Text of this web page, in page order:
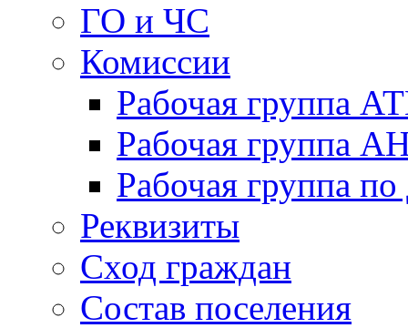
ГО и ЧС
Комиссии
Рабочая группа
Рабочая группа
Рабочая группа
Реквизиты
Сход граждан
Состав поселения